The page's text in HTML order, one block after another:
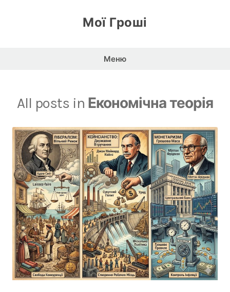
Мої Гроші
Меню
All posts in Економічна теорія